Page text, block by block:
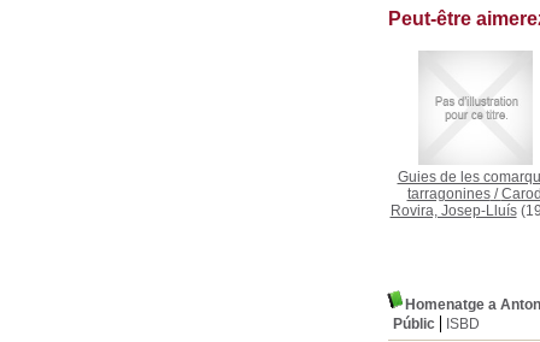
Peut-être
Guies de les
tarragonines/
Rovira, Josep-Lluís
Homenatge a
Públic
ISBD